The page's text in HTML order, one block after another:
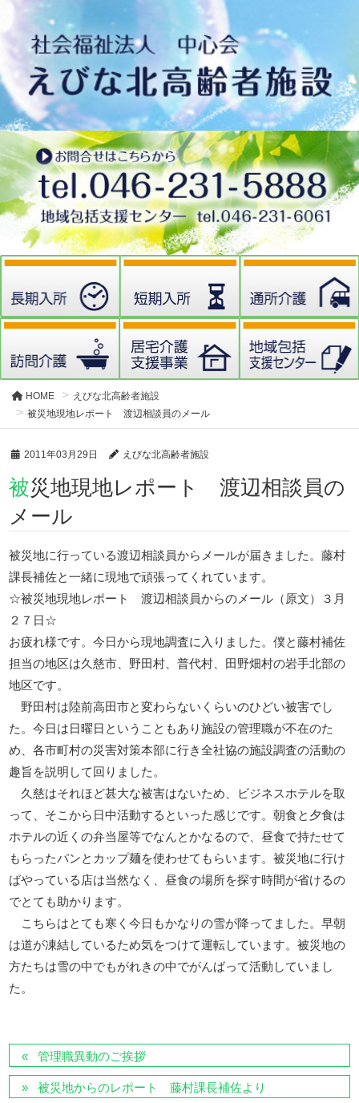
HOME
えびな北高齢者施設
被災地現地レポート 渡辺相談員のメール
2011年03月29日 えびな北高齢者施設
被災地現地レポート 渡辺相談員の
メール
被災地に行っている渡辺相談員からメールが届きました。藤村
課長補佐と一緒に現地で頑張ってくれています。
☆被災地現地レポート 渡辺相談員からのメール（原文）３月
２７日☆
お疲れ様です。今日から現地調査に入りました。僕と藤村補佐
担当の地区は久慈市、野田村、普代村、田野畑村の岩手北部の
地区です。
野田村は陸前高田市と変わらないくらいのひどい被害でし
た。今日は日曜日ということもあり施設の管理職が不在のた
め、各市町村の災害対策本部に行き全社協の施設調査の活動の
趣旨を説明して回りました。
久慈はそれほど甚大な被害はないため、ビジネスホテルを取
って、そこから日中活動するといった感じです。朝食と夕食は
ホテルの近くの弁当屋等でなんとかなるので、昼食で持たせて
もらったパンとカップ麺を使わせてもらいます。被災地に行け
ばやっている店は当然なく、昼食の場所を探す時間が省けるの
でとても助かります。
こちらはとても寒く今日もかなりの雪が降ってました。早朝
は道が凍結しているため気をつけて運転しています。被災地の
方たちは雪の中でもがれきの中でがんばって活動していまし
た。
管理職異動のご挨拶
被災地からのレポート 藤村課長補佐より